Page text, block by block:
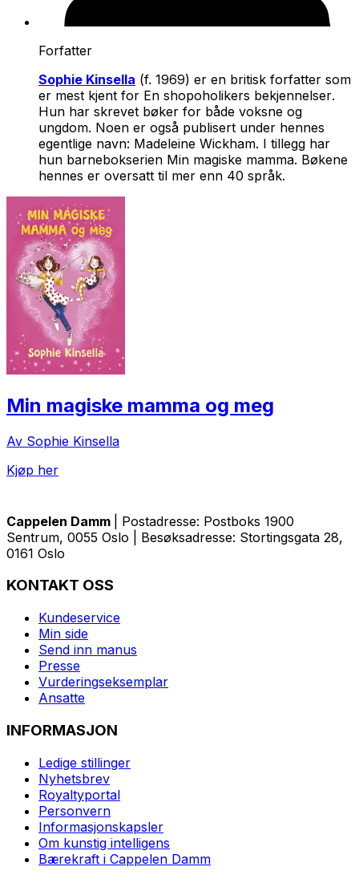
Forfatter
Sophie Kinsella (f. 1969) er en britisk forfatter som
er mest kjent for En shopoholikers bekjennelser.
Hun har skrevet bøker for både voksne og
ungdom. Noen er også publisert under hennes
egentlige navn: Madeleine Wickham. I tillegg har
hun barnebokserien Min magiske mamma. Bøkene
hennes er oversatt til mer enn 40 språk.
Min magiske mamma og meg
Av Sophie Kinsella
Kjøp her
Cappelen Damm
| Postadresse: Postboks 1900
Sentrum, 0055 Oslo | Besøksadresse: Stortingsgata 28,
0161 Oslo
KONTAKT OSS
Kundeservice
Min side
Send inn manus
Presse
Vurderingseksemplar
Ansatte
INFORMASJON
Ledige stillinger
Nyhetsbrev
Royaltyportal
Personvern
Informasjonskapsler
Om kunstig intelligens
Bærekraft i Cappelen Damm